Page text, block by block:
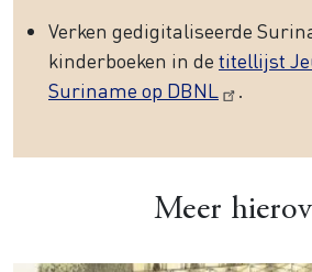
Verken gedigitaliseerde
kinderboeken in de titellijst
Suriname op DBNL
.
Meer